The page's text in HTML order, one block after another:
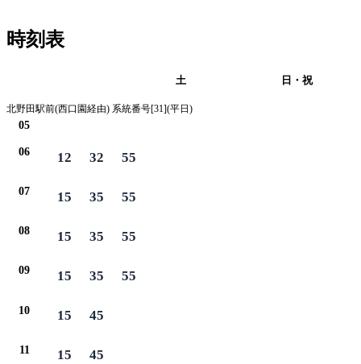
時刻表
土 日・祝
北野田駅前(西口園経由) 系統番号[31](平日)
05
06 12 32 55
07 15 35 55
08 15 35 55
09 15 35 55
10 15 45
11 15 45